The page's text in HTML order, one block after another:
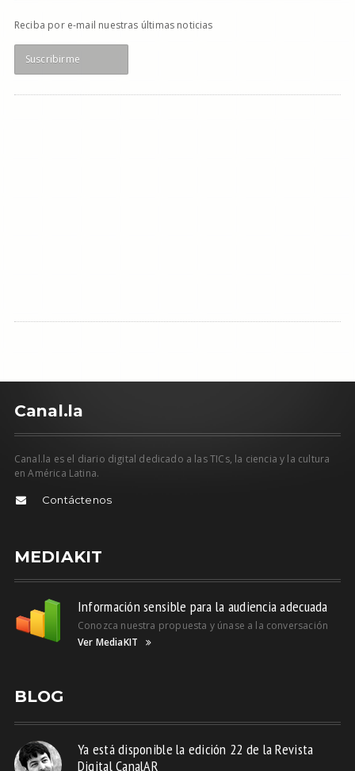
Reciba por e-mail nuestras últimas noticias
Suscribirme
Canal.la
Canal.la es el diario digital dedicado a las TICs, la ciencia y la cultura
en América Latina.
Contáctenos
MEDIAKIT
Información sensible para la audiencia adecuada
Conozca nuestra propuesta y únase a la conversación
Ver MediaKIT
BLOG
Ya está disponible la edición 22 de la Revista
Digital CanalAR